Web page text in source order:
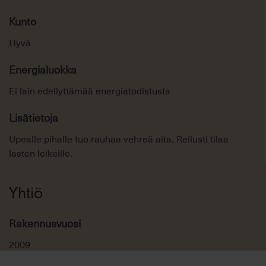
Kunto
Hyvä
Energialuokka
Ei lain edellyttämää energiatodistusta
Lisätietoja
Upealle pihalle tuo rauhaa vehreä aita. Reilusti tilaa
lasten leikeille.
Yhtiö
Rakennusvuosi
2009